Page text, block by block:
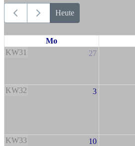
Heute
Mo
KW31
27
KW32 3
KW33 10